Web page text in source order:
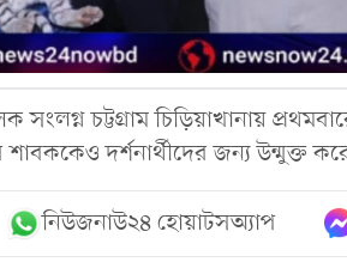
চট্টগ্রাম চিড়িয়াখানায়
শাবককেও দর্শনার্থীদের জন্য উন্মুক্ত
নিউজনাউ২৪ হোয়াটসঅ্যাপ